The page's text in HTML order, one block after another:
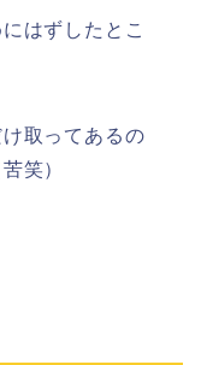
はずしたとこ
取ってあるの
笑）